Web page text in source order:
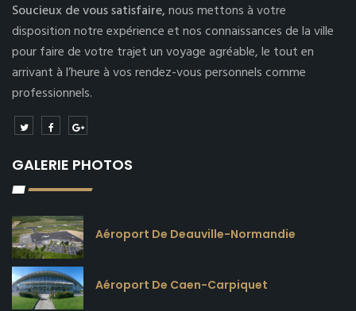
Soucieux de vous satisfaire,nous mettons à votre
disposition notre expérience et nos connaissances de la ville
pour faire de votre trajet un voyage agréable, le tout en
arrivant à l’heure à vos rendez-vous personnels comme
professionnels.
GALERIE PHOTOS
Aéroport De Deauville-Normandie
Aéroport De Caen-Carpiquet